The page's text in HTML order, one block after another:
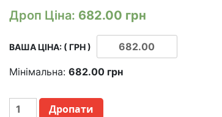
Дроп Ціна: 682.00 грн
ВАША ЦІНА: ( ГРН )
Мінімальна: 682.00 грн
БЕСПРОВОДНОЙ
Дропати